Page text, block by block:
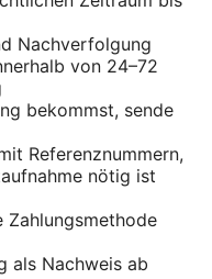
Nachverfolgung
von 24–72
bekommst, sende
Referenznummern,
nötig ist
Zahlungsmethode
als Nachweis ab